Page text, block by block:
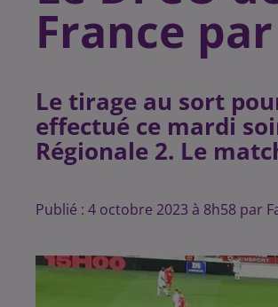
France
Le tirage au sort
effectué ce mardi
Régionale 2. Le
Publié : 4 octobre 2023 à 8h58 par